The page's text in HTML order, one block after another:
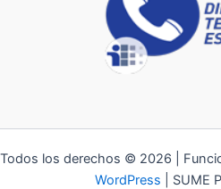
Todos los derechos © 2026 |
WordPress | SUME